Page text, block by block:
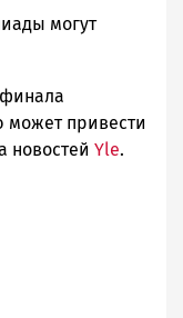
могут
может привести
новостей Yle.